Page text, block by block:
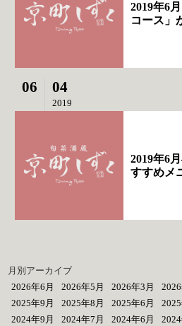
2019年6
コース」
06 04
2019
2019年6
すすめメ
月別アーカイブ
2026年6月
2026年5月 2026年3月
2025年9月
2025年8月 2025年6月
2024年9月
2024年7月 2024年6月